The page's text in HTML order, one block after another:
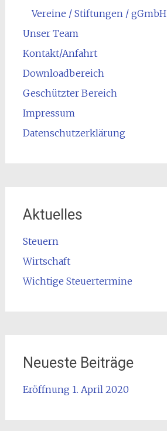
Vereine / Stiftungen / gGmbH
Unser Team
Kontakt/Anfahrt
Downloadbereich
Geschützter Bereich
Impressum
Datenschutzerklärung
Aktuelles
Steuern
Wirtschaft
Wichtige Steuertermine
Neueste Beiträge
Eröffnung 1. April 2020